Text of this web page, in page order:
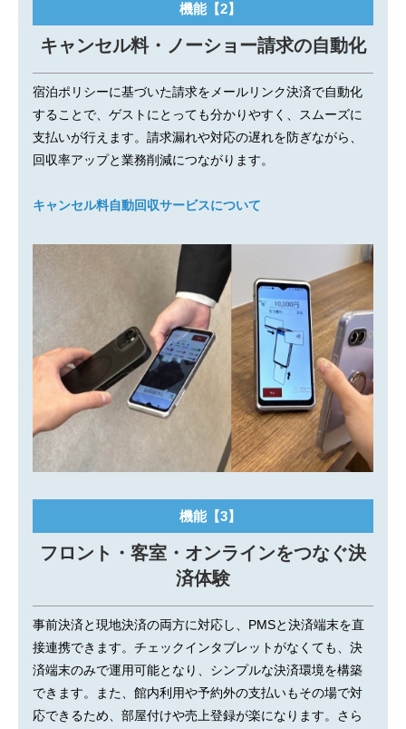
機能【2】
キャンセル料・ノーショー請求の自動化
宿泊ポリシーに基づいた請求をメールリンク決済で自動化
することで、ゲストにとっても分かりやすく、スムーズに
支払いが行えます。請求漏れや対応の遅れを防ぎながら、
回収率アップと業務削減につながります。
キャンセル料自動回収サービスについて
機能【3】
フロント・客室・オンラインをつなぐ決
済体験
事前決済と現地決済の両方に対応し、PMSと決済端末を直
接連携できます。チェックインタブレットがなくても、決
済端末のみで運用可能となり、シンプルな決済環境を構築
できます。また、館内利用や予約外の支払いもその場で対
応できるため、部屋付けや売上登録が楽になります。さら